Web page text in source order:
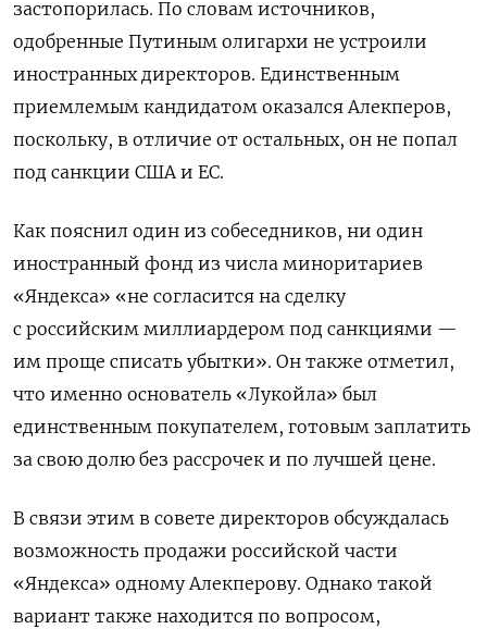
застопорилась. По словам источников,
одобренные Путиным олигархи не устроили
иностранных директоров. Единственным
приемлемым кандидатом оказался Алекперов,
поскольку, в отличие от остальных, он не попал
под санкции США и ЕС.
Как пояснил один из собеседников, ни один
иностранный фонд из числа миноритариев
«Яндекса» «не согласится на сделку
с российским миллиардером под санкциями —
им проще списать убытки». Он также отметил,
что именно основатель «Лукойла» был
единственным покупателем, готовым заплатить
за свою долю без рассрочек и по лучшей цене.
В связи этим в совете директоров обсуждалась
возможность продажи российской части
«Яндекса» одному Алекперову. Однако такой
вариант также находится по вопросом,